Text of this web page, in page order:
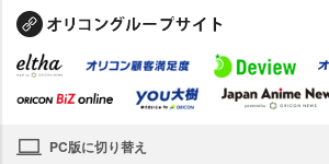
PC版に切り替え